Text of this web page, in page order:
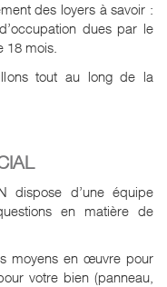
des loyers à savoir :
dues par le
18 mois.
tout au long de la
dispose d’une équipe
en matière de
moyens en œuvre pour
votre bien (panneau,